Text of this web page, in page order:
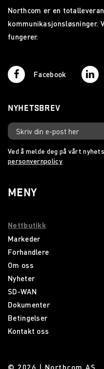
Northcom er en
kommunikasjonsløsninger.
fungerer.
Facebook
NYHETSBREV
Ved å melde deg på vårt
personvernpolicy
MENY
Nettbutikk
Markeder
Forhandlere
Om oss
Nyheter
SD-WAN
Dokumenter
Betingelser
Kontakt oss
© 2026 | Northcom AS